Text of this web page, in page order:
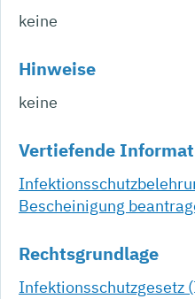
keine
Hinweise
keine
Vertiefende
Bescheinigung
Rechtsgrundlage
Infektionsschutzgesetz